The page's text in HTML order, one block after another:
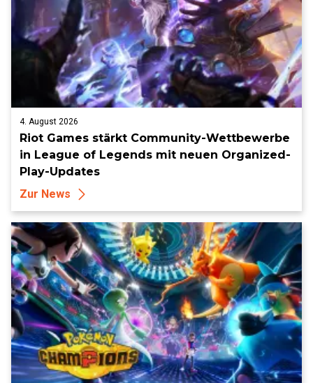
4. August 2026
Riot Games stärkt Community-Wettbewerbe
in League of Legends mit neuen Organized-
Play-Updates
Zur News